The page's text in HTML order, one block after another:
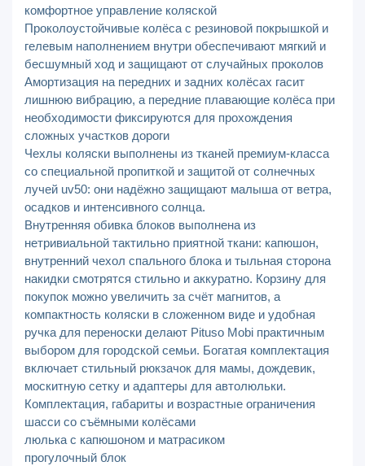
комфортное управление коляской
Проколоустойчивые колёса с резиновой покрышкой и
гелевым наполнением внутри обеспечивают мягкий и
бесшумный ход и защищают от случайных проколов
Амортизация на передних и задних колёсах гасит
лишнюю вибрацию, а передние плавающие колёса при
необходимости фиксируются для прохождения
сложных участков дороги
Чехлы коляски выполнены из тканей премиум‑класса
со специальной пропиткой и защитой от солнечных
лучей uv50: они надёжно защищают малыша от ветра,
осадков и интенсивного солнца.
Внутренняя обивка блоков выполнена из
нетривиальной тактильно приятной ткани: капюшон,
внутренний чехол спального блока и тыльная сторона
накидки смотрятся стильно и аккуратно. Корзину для
покупок можно увеличить за счёт магнитов, а
компактность коляски в сложенном виде и удобная
ручка для переноски делают Pituso Mobi практичным
выбором для городской семьи. Богатая комплектация
включает стильный рюкзачок для мамы, дождевик,
москитную сетку и адаптеры для автолюльки.
Комплектация, габариты и возрастные ограничения
шасси со съёмными колёсами
люлька с капюшоном и матрасиком
прогулочный блок